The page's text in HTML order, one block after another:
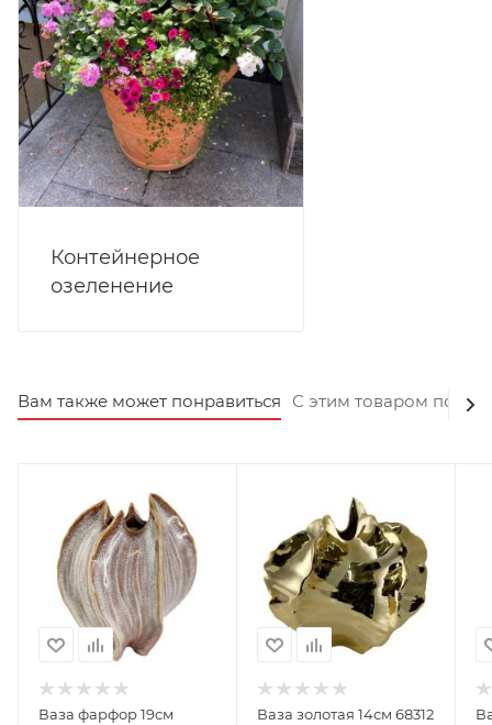
Буплерум:С его яркой зеленью буплерум
добавляет контраст и выразительность в букет.
Гиперикум и флоксы:
Романтические и
праздничные, эти цветы украшают любой букет
своими яркими акцентами.
Антиринум:Известен как 'левиный зев',
добавляет структуру и разнообразие цвета.
Листья эвкалипт и салал:
обильную зелень, завершая композицию букета.
Контейнерное
озеленение
Вам также может понравиться С этим товаром
Ваза фарфор 19см
Ваза золотая 14см 68312